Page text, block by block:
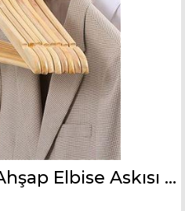
ModaCar Natural Ahşap Elbise Askısı 12 ADET Montague Design